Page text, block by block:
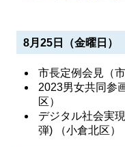
8月25日（金曜日）
市長定例会見（市
2023男女共同参
区）
デジタル社会実
弾) （小倉北区）